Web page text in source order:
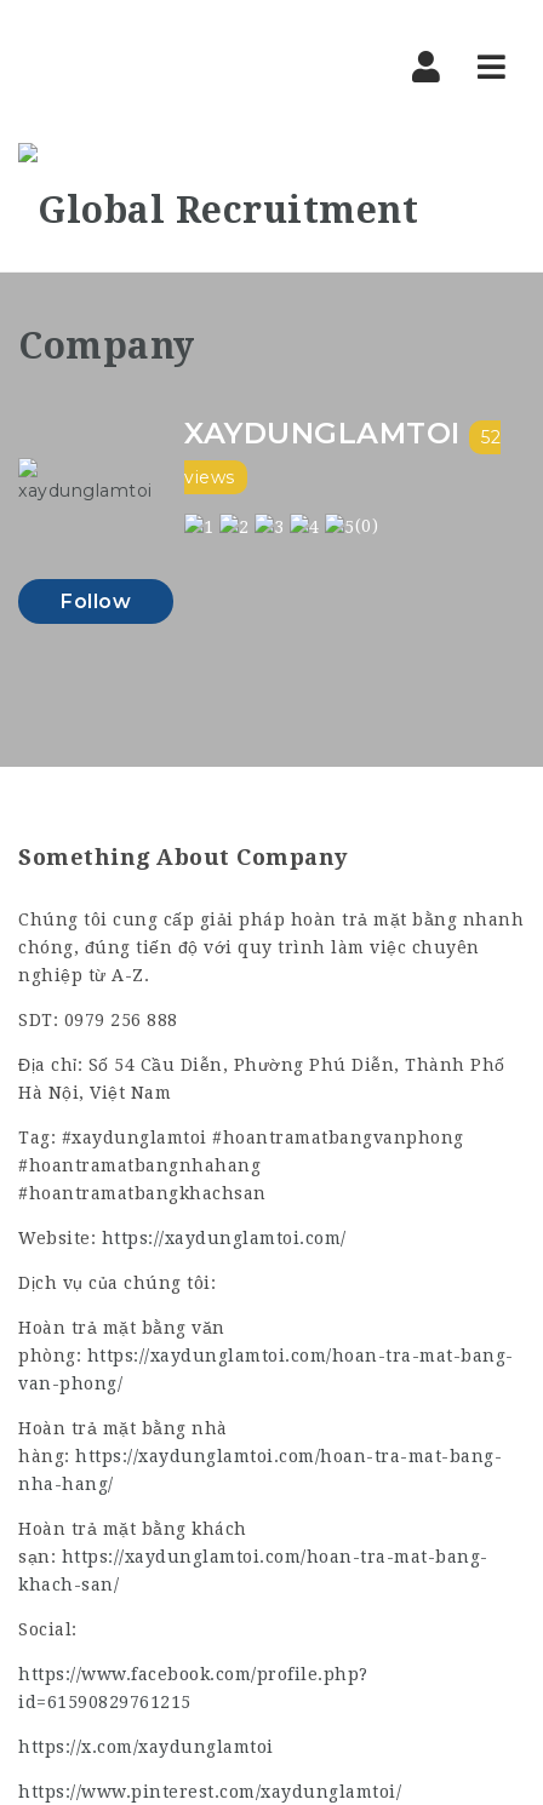
XAYDUNGLAMTOI
52
views
(0)
Follow
Something About Company
Chúng tôi cung cấp giải pháp hoàn trả mặt bằng nhanh
chóng, đúng tiến độ với quy trình làm việc chuyên
nghiệp từ A-Z.
SDT: 0979 256 888
Địa chỉ: Số 54 Cầu Diễn, Phường Phú Diễn, Thành Phố
Hà Nội, Việt Nam
Tag: #xaydunglamtoi #hoantramatbangvanphong
#hoantramatbangnhahang
#hoantramatbangkhachsan
Website: https://xaydunglamtoi.com/
Dịch vụ của chúng tôi:
Hoàn trả mặt bằng văn
phòng: https://xaydunglamtoi.com/hoan-tra-mat-bang-
van-phong/
Hoàn trả mặt bằng nhà
hàng: https://xaydunglamtoi.com/hoan-tra-mat-bang-
nha-hang/
Hoàn trả mặt bằng khách
sạn: https://xaydunglamtoi.com/hoan-tra-mat-bang-
khach-san/
Social:
https://www.facebook.com/profile.php?
id=61590829761215
https://x.com/xaydunglamtoi
https://www.pinterest.com/xaydunglamtoi/